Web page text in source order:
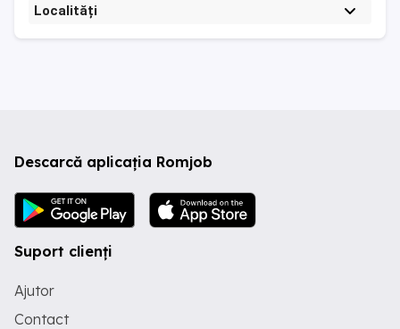
Localități
Descarcă aplicația Romjob
Suport clienți
Ajutor
Contact